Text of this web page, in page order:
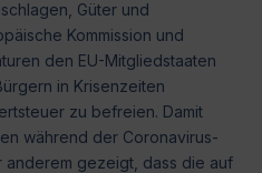
Güter und
Kommission und
den EU-Mitgliedstaaten
in Krisenzeiten
zu befreien. Damit
während der Coronavirus-
anderem gezeigt, dass die auf